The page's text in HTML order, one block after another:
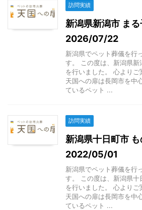
訪問実績
新潟県新潟市 ま
2026/07/22
新潟県でペット葬儀を行
す。 この度は、新潟県
を行いました。 心よりご
天国への扉は長岡市を中
ているペット ...
訪問実績
新潟県十日町市
2022/05/01
新潟県でペット葬儀を行
す。 この度は、新潟県
を行いました。 心よりご
天国への扉は長岡市を中
ているペット ...